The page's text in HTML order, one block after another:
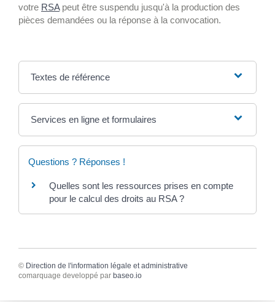
votre RSApeut être suspendu jusqu'à la production des
pièces demandées ou la réponse à la convocation.
Textes de référence
Services en ligne et formulaires
Questions ? Réponses !
Quelles sont les ressources prises en compte
pour le calcul des droits au RSA ?
© Direction de l'information légale et administrative
comarquage developpé par baseo.io